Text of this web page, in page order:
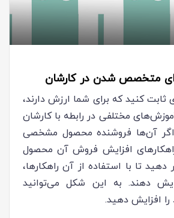
متخصص شدن در کارشان
ثابت کنید که برای شما ارزش دارند،
مختلفی در رابطه با کارشان
اگر آن‌ها فروشنده محصول مشخصی
افزایش فروش آن محصول
دهید تا با استفاده از آن راهکارها،
دهند. به این شکل می‌توانید
افزایش دهید.